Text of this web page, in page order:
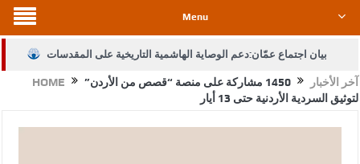
Menu
بيان اجتماع عمّان:دعم الوصاية الهاشمية التاريخية على المقدسات
الإسلامية والمسيحية HOME آخر الأخبار
1450 مشاركة على منصة “قصص من الأردن”
لتوثيق السردية الأردنية حتى 13 أيار